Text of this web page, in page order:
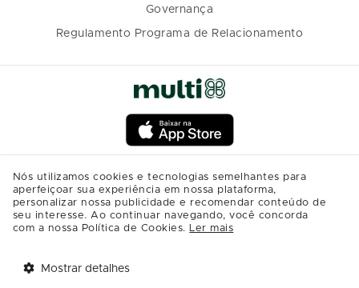
Governança
Regulamento Programa de Relacionamento
Nós utilizamos cookies e tecnologias semelhantes para
aperfeiçoar sua experiência em nossa plataforma,
personalizar nossa publicidade e recomendar conteúdo de
seu interesse. Ao continuar navegando, você concorda
com a nossa Política de Cookies. Ler mais
Mostrar detalhes